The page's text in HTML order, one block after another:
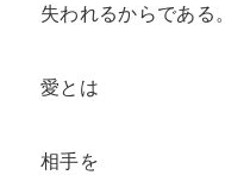
失われるからである。
愛とは
相手を